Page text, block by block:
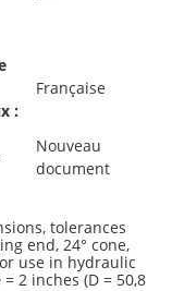
:
Française
Nouveau
document
tolerances
end, 24° cone,
use in hydraulic
2 inches (D = 50,8